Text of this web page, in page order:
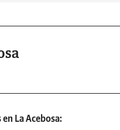
La Acebosa: